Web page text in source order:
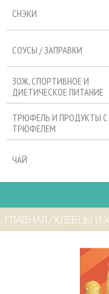
СНЭКИ
СОУСЫ / ЗАПРАВКИ
ЗОЖ, СПОРТИВНОЕ И
ДИЕТИЧЕСКОЕ ПИТАНИЕ
ТРЮФЕЛЬ И ПРОДУКТЫ С
ТРЮФЕЛЕМ
ЧАЙ
ГЛАВНАЯ ⁄ ХЛЕБЦЫ И